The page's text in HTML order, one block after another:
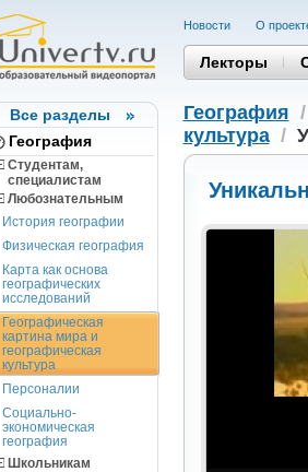
Все разделы
География
Студентам,
cпециалистам
Любознательным
История географии
Физическая география
Карта как основа
географических
исследований
Географическая
картина мира и
географическая
культура
Персоналии
Социально-
экономическая
география
Школьникам
Новости О
Лекторы
География /
культура/